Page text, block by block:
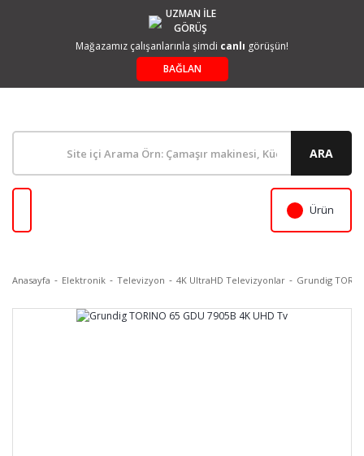
UZMAN İLE
GÖRÜŞ
Mağazamız çalışanlarınla şimdi canlı görüşün!
BAĞLAN
ARA
Ürün
Anasayfa Elektronik Televizyon 4K UltraHD Televizyonlar Grundig